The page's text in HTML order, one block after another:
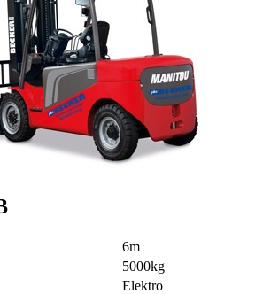
6m
5000kg
Elektro